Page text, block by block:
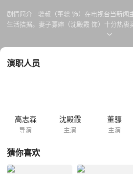
剧情简介 : 骠叔（董骠 饰）在电视台当新闻
生活拮据。妻子骠婶（沈殿霞 饰）十分热衷
一天。 他们每天都梦想自己能变成富人，搬
——他们的小女儿被绑架了，全家人着急得不
演职人员
高志森
导演
沈殿霞
主演
董骠
主演
猜你喜欢